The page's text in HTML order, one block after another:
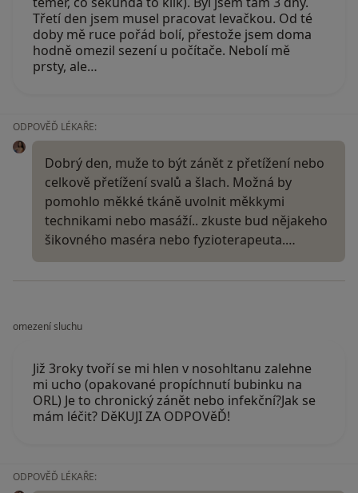
Třetí den jsem musel pracovat levačkou. Od té
doby mě ruce pořád bolí, přestože jsem doma
hodně omezil sezení u počítače. Nebolí mě
prsty, ale…
ODPOVĚĎ LÉKAŘE:
Dobrý den, muže to být zánět z přetížení nebo
celkově přetížení svalů a šlach. Možná by
pomohlo měkké tkáně uvolnit měkkymi
technikami nebo masáží.. zkuste bud nějakeho
šikovného maséra nebo fyzioterapeuta.…
omezení sluchu
Již 3roky tvoří se mi hlen v nosohltanu zalehne
mi ucho (opakované propíchnutí bubinku na
ORL) Je to chronický zánět nebo infekční?Jak se
mám léčit? DěKUJI ZA ODPOVěĎ!
ODPOVĚĎ LÉKAŘE: